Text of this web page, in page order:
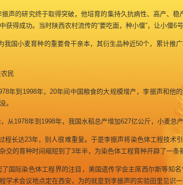
声的研究终于取得突破，他培育的集持久抗病性、高产、稳
获得成功。当时陕西农村流传的“要吃面，种小偃”，让小偃6号
国小麦育种的重要骨干亲本，其衍生品种近50个，累计推
民
年到1998年，20年间中国粮食的大规模增产，李振声和他
。
从1978年到1998年，我国水稻总产增加627亿公斤，小麦总
长达23年，别人很难重复。于是李振声将染色体工程技术
交的育种时间缩短到了3年半，为染色体工程育种开辟了一条
国际染色体工程界的注目，美国遗传学会主席西尔斯等知名
学术会议地点定在西安，为的就是到李振声的实验田里见识一